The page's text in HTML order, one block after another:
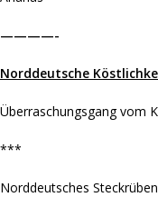
————-
Norddeutsche
Überraschungsgang vom
***
Norddeutsches